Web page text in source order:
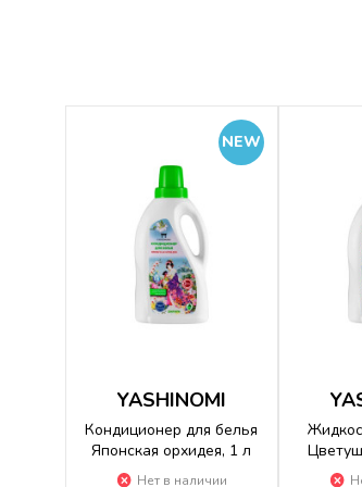
NEW
YASHINOMI
Кондиционер для белья
Японская орхидея, 1 л
Нет в наличии